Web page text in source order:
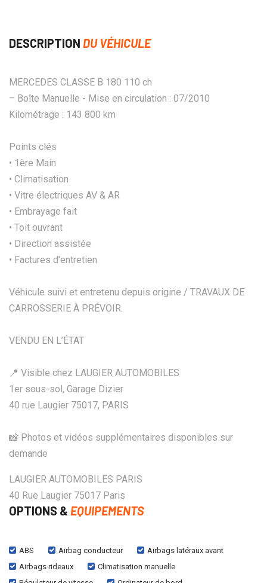
DESCRIPTION DU VÉHICULE
MERCEDES CLASSE B 180 110 ch
– Boîte Manuelle - Mise en circulation : 07/2010
Kilométrage : 143 800 km
Points clés
• 1ère Main
• Climatisation
• Vitre électriques AV & AR
• Embrayage fait
• Toit ouvrant
• Direction assistée
• Factures d’entretien
Véhicule suivi et entretenu depuis origine / TRAVAUX DE
CARROSSERIE À PRÉVOIR.
VENDU EN L’ÉTAT
📍 Visible chez LAUGIER AUTOMOBILES
1er sous-sol, Garage Dizier
40 rue Laugier 75017, PARIS
📸 Photos et vidéos supplémentaires disponibles sur
demande
LAUGIER AUTOMOBILES PARIS
40 Rue Laugier 75017 Paris
OPTIONS & EQUIPEMENTS
ABS Airbag conducteur
Airbags latéraux avant
Airbags rideaux
Climatisation manuelle